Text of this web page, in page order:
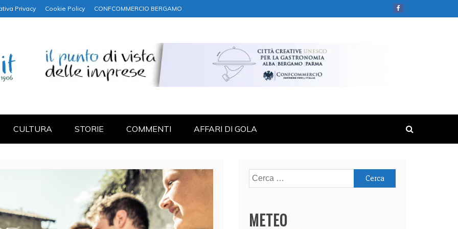
Privacy Cookie Policy CONFCOMMERCIO BERGAMO
CULTURA STORIE COMMENTI AFFARI DI GOLA
Ricerca
per:
METEO